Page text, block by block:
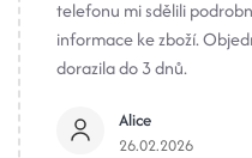
telefonu mi sdělili
informace ke zboží.
dorazila do 3 dnů.
Alice
26.02.2026